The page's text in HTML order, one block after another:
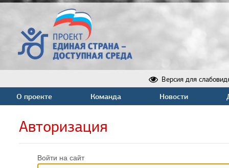
Версия для
О проекте Команда Новости
Авторизация
Войти на сайт